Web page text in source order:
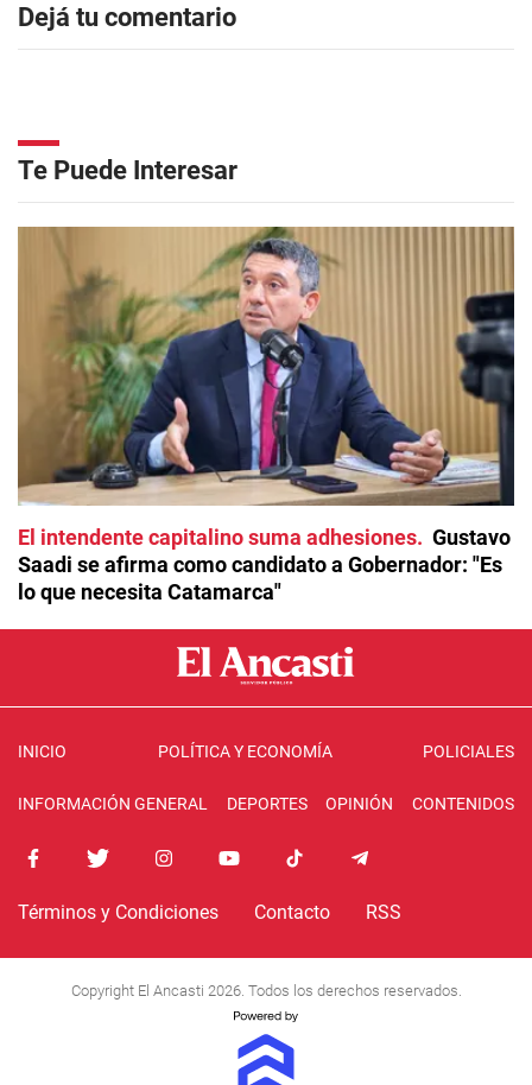
Dejá tu comentario
Te Puede Interesar
El intendente capitalino suma adhesiones
Gustavo
Saadi se afirma como candidato a Gobernador: "Es
lo que necesita Catamarca"
INICIO POLÍTICA Y ECONOMÍA POLICIALES
INFORMACIÓN GENERAL DEPORTES OPINIÓN CONTENIDOS
Términos y Condiciones Contacto RSS
Copyright El Ancasti 2026. Todos los derechos reservados.